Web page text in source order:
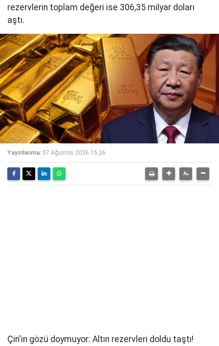
rezervlerin toplam değeri ise 306,35 milyar doları
aştı.
Yayınlanma: 07 Ağustos 2026 15:26
Çin'in gözü doymuyor: Altın rezervleri doldu taştı!